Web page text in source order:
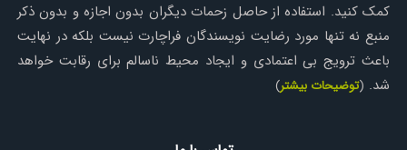
کمک کنید. استفاده از حاصل زحمات دیگران بدون اجازه و بدون ذکر
منبع نه تنها مورد رضایت نویسندگان فراچارت نیست بلکه در نهایت
باعث ترویج بی اعتمادی و ایجاد محیط ناسالم برای رقابت خواهد
شد. (توضیحات بیشتر)